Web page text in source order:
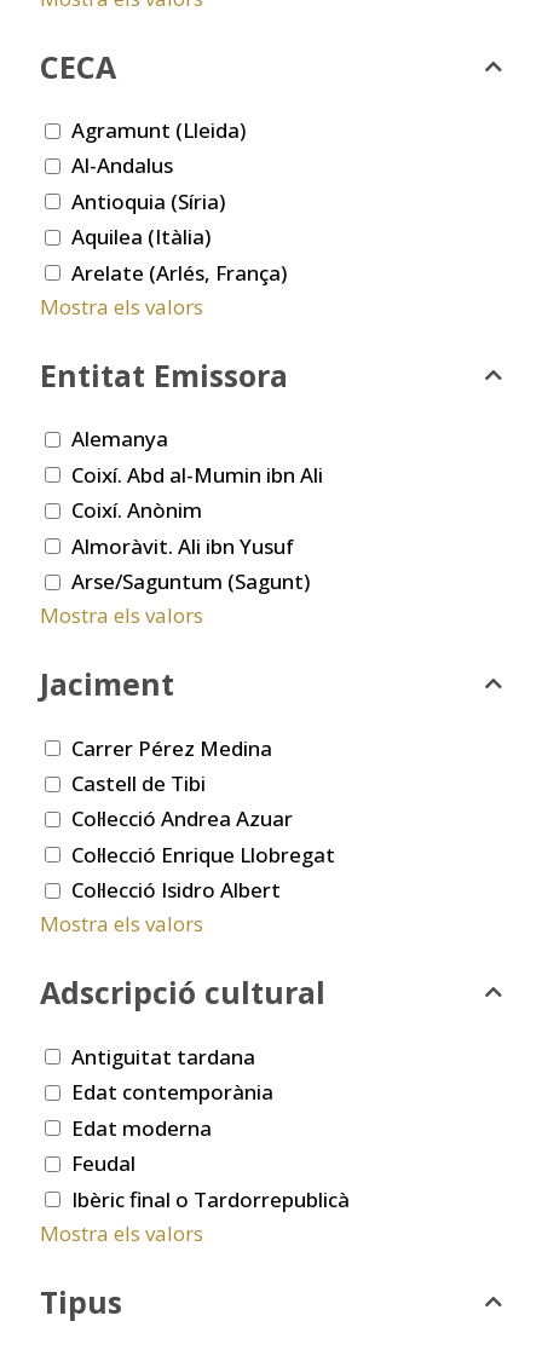
CECA
Agramunt (Lleida)
Al-Andalus
Antioquia (Síria)
Aquilea (Itàlia)
Arelate (Arlés, França)
Mostra els valors
Entitat Emissora
Alemanya
Coixí. Abd al-Mumin ibn Ali
Coixí. Anònim
Almoràvit. Ali ibn Yusuf
Arse/Saguntum (Sagunt)
Mostra els valors
Jaciment
Carrer Pérez Medina
Castell de Tibi
Col·lecció Andrea Azuar
Col·lecció Enrique Llobregat
Col·lecció Isidro Albert
Mostra els valors
Adscripció cultural
Antiguitat tardana
Edat contemporània
Edat moderna
Feudal
Ibèric final o Tardorrepublicà
Mostra els valors
Tipus